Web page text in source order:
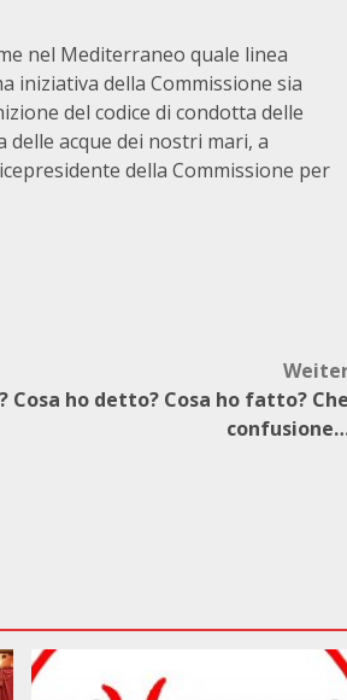
nel Mediterraneo quale linea
iniziativa della Commissione sia
del codice di condotta delle
acque dei nostri mari, a
della Commissione per
Cosa ho detto? Cosa ho fatto?